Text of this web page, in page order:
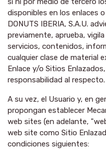
disponibles en los enlaces
DONUTS IBERIA, S.A.U.
previamente, aprueba,
servicios, contenidos,
cualquier clase de material
Enlace y/o Sitios
responsabilidad al respecto.
A su vez, el Usuario y, en
propongan establecer
web sites (en adelante,
web site como Sitio
condiciones siguientes: